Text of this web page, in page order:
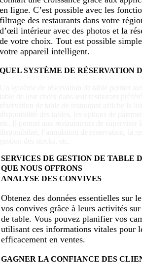
en ligne. C’est possible avec les
filtrage des restaurants dans votre
d’œil intérieur avec des photos et la
de votre choix. Tout est possible
votre appareil intelligent.
QUEL SYSTÈME DE RÉSERVATION
SERVICES DE GESTION DE TABLE
QUE NOUS OFFRONS
ANALYSE DES CONVIVES
Obtenez des données essentielles sur
vos convives grâce à leurs activités
de table. Vous pouvez planifier vos
utilisant ces informations vitales pour
efficacement en ventes.
GAGNER LA CONFIANCE DES